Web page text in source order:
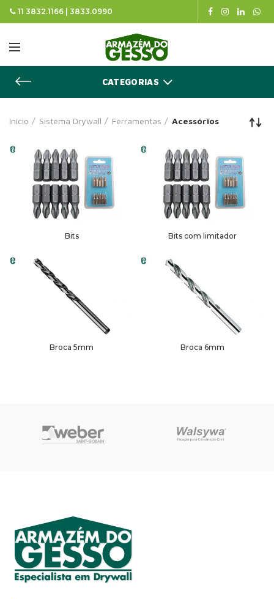
11 3832.1166 | 3833.0990
CATEGORIAS
Início Sistema Drywall Ferramentas Acessórios
Bits Bits com limitador
Broca 5mm Broca 6mm